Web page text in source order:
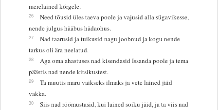
merelained kõrgele.
26
Need tõusid üles taeva poole ja vajusid alla sügavikesse,
nende julgus hääbus hädaohus.
27
Nad taarusid ja tuikusid nagu joobnud ja kogu nende
tarkus oli ära neelatud.
28
Aga oma ahastuses nad kisendasid Issanda poole ja tema
päästis nad nende kitsikustest.
29
Ta muutis maru vaikseks ilmaks ja vete lained jäid
vakka.
30
Siis nad rõõmustasid, kui lained soiku jäid, ja ta viis nad